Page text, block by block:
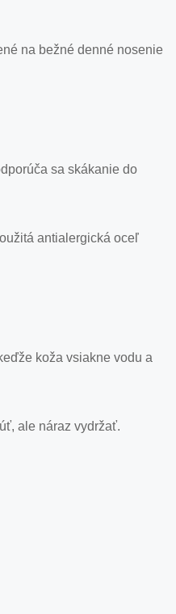
na bežné denné nosenie
sa skákanie do
antialergická oceľ
koža vsiakne vodu a
ale náraz vydržať.